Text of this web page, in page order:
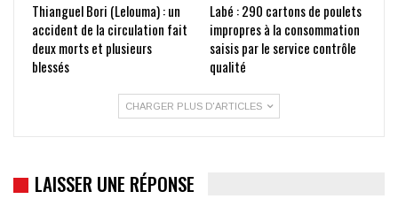
Thianguel Bori (Lelouma) : un
accident de la circulation fait
deux morts et plusieurs
blessés
Labé : 290 cartons de poulets
impropres à la consommation
saisis par le service contrôle
qualité
CHARGER PLUS D'ARTICLES
LAISSER UNE RÉPONSE